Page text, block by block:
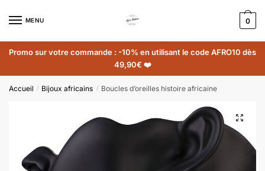
MENU 0
Promo sur votre commande : -10% en utilisant le code AFRO10 dès
49,90€ ❤️
Accueil / Bijoux africains / Boucles d’oreilles histoire africaine
🔍